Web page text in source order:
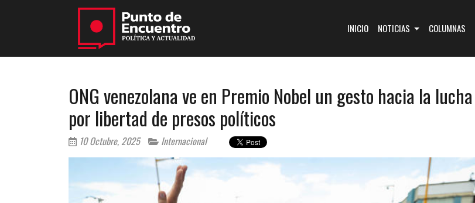
INICIO(CURRENT)
NOTICIAS COLUMNAS
ONG venezolana ve en Premio Nobel un gesto hacia la lucha
por libertad de presos políticos
10 Octubre, 2025 Internacional